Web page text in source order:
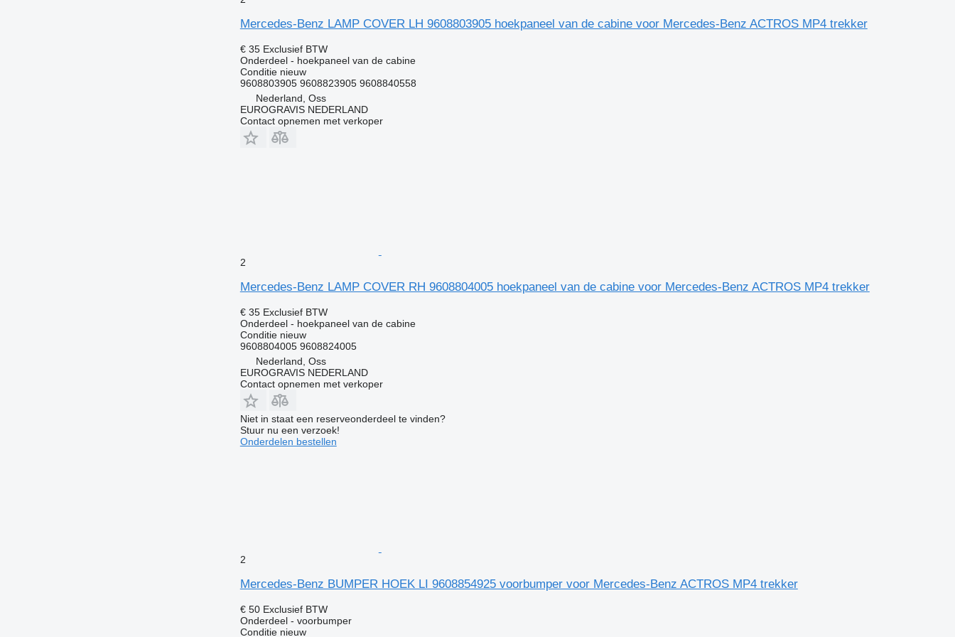
Mercedes-Benz LAMP COVER LH 9608803905 hoekpaneel van de cabine voor Mercedes-Benz ACTROS MP4 trekker
€ 35 Exclusief BTW
Onderdeel - hoekpaneel van de cabine
Conditienieuw
9608803905 9608823905 9608840558
Nederland, Oss
EUROGRAVIS NEDERLAND
Contact opnemen met verkoper
2
Mercedes-Benz LAMP COVER RH 9608804005 hoekpaneel van de cabine voor Mercedes-Benz ACTROS MP4 trekker
€ 35 Exclusief BTW
Onderdeel - hoekpaneel van de cabine
Conditienieuw
9608804005 9608824005
Nederland, Oss
EUROGRAVIS NEDERLAND
Contact opnemen met verkoper
Niet in staat een reserveonderdeel te vinden?
Stuur nu een verzoek!
Onderdelen bestellen
2
Mercedes-Benz BUMPER HOEK LI 9608854925 voorbumper voor Mercedes-Benz ACTROS MP4 trekker
€ 50 Exclusief BTW
Onderdeel - voorbumper
Conditienieuw